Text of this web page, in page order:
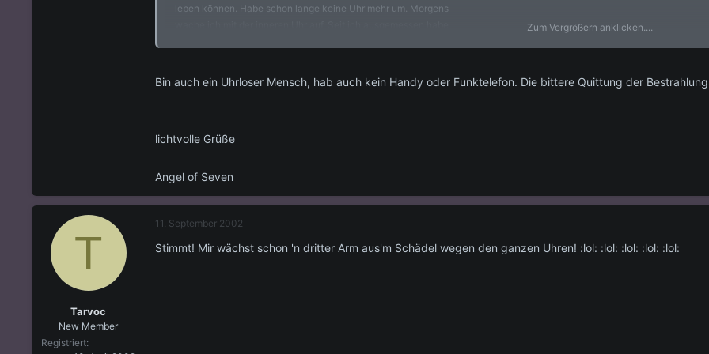
leben können. Habe schon lange keine Uhr mehr um. Morgens
Zum Vergrößern anklicken....
Bin auch ein Uhrloser Mensch, hab auch kein Handy oder Funktelefon. Die bittere Quittung der
lichtvolle Grüße
Angel of Seven
T
Tarvoc
New Member
Registriert
11. September 2002
Stimmt! Mir wächst schon 'n dritter Arm aus'm Schädel wegen den ganzen Uhren! :lol: :lol: :lol: :lol: :lol: